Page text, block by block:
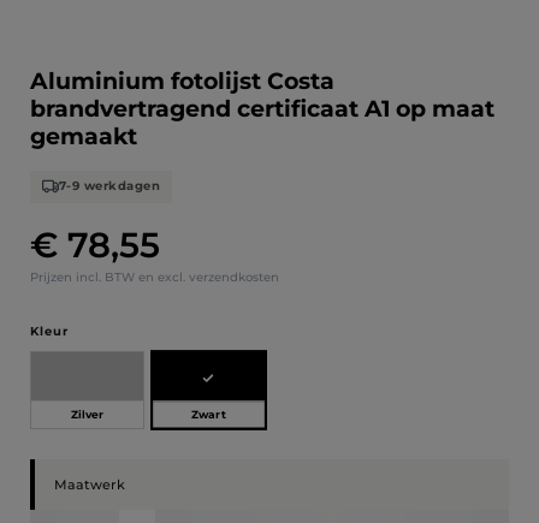
Aluminium fotolijst Costa
brandvertragend certificaat A1 op maat
gemaakt
Normale prijs:
€ 78,55
Prijzen incl. BTW en excl. verzendkosten
7-9 werkdagen
Selecteer
Kleur
Zilver Zwart
Maatwerk